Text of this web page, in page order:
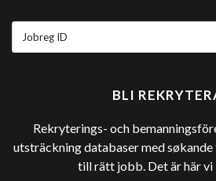
BLI
Rekryterings- och
utsträckning databaser med
till rätt jobb. Det är här vi